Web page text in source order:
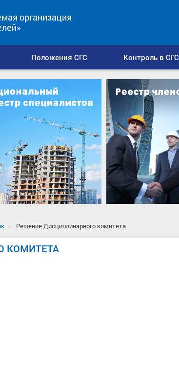
организация
Положения СГС Контроль в СГС
Решение Дисциплинарного комитета
КОМИТЕТА